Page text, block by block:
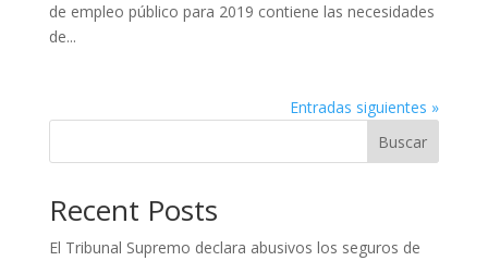
de empleo público para 2019 contiene las necesidades
de...
Entradas siguientes »
Buscar
Recent Posts
El Tribunal Supremo declara abusivos los seguros de